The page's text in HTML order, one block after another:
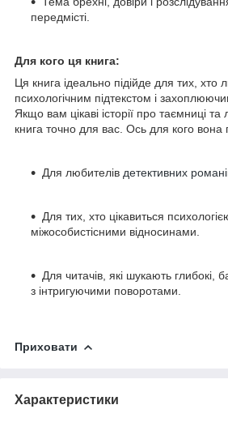
передмісті.
Для кого ця книга:
Ця книга ідеально підійде для тих, хто
психологічним підтекстом і
Якщо вам цікаві історії про таємниці та
книга точно для вас. Ось для кого вона
Для любителів детективних
Для тих, хто цікавиться
міжособистісними відносинами.
Для читачів, які шукають глибокі,
з інтригуючими поворотами.
Приховати
Характеристики